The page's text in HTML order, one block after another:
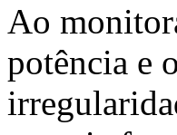
Ao
potência e